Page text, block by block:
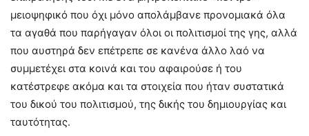
μειοψηφικό που όχι μόνο απολάμβανε προνομιακά όλα
τα αγαθά που παρήγαγαν όλοι οι πολιτισμοί της γης, αλλά
που αυστηρά δεν επέτρεπε σε κανένα άλλο λαό να
συμμετέχει στα κοινά και του αφαιρούσε ή του
κατέστρεφε ακόμα και τα στοιχεία που ήταν συστατικά
του δικού του πολιτισμού, της δικής του δημιουργίας και
ταυτότητας.